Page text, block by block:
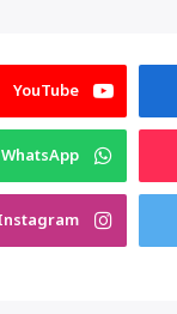
YouTube
WhatsApp